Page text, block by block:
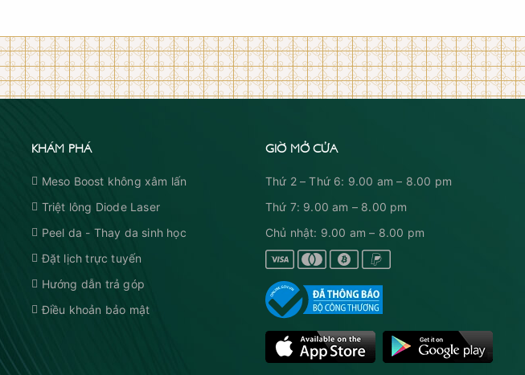
KHÁM PHÁ
Meso Boost không xâm lấn
Triệt lông Diode Laser
Peel da - Thay da sinh học
Đặt lịch trực tuyến
Hướng dẫn trả góp
Điều khoản bảo mật
GIỜ MỞ CỬA
Thứ 2 – Thứ 6: 9.00 am – 8.00 pm
Thứ 7: 9.00 am – 8.00 pm
Chủ nhật: 9.00 am – 8.00 pm